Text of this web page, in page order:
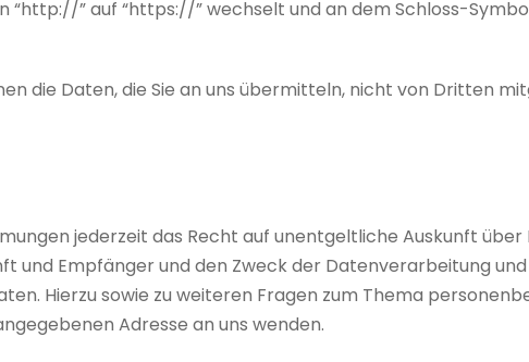
“http://” auf “https://” wechselt und an dem Schloss-
die Daten, die Sie an uns übermitteln, nicht von Dritten
jederzeit das Recht auf unentgeltliche Auskunft über
und Empfänger und den Zweck der Datenverarbeitung und
Hierzu sowie zu weiteren Fragen zum Thema
Adresse an uns wenden.